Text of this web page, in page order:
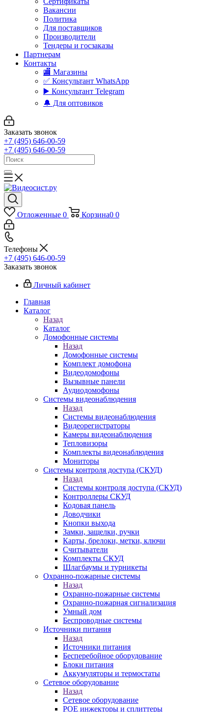
Вакансии
Политика
Для поставщиков
Производители
Тендеры и госзаказы
Партнерам
Контакты
🏬 Магазины
✅️ Консультант WhatsApp
▶️ Консультант Telegram
🔔 Для оптовиков
Заказать звонок
+7 (495) 646-00-59
+7 (495) 646-00-59
Отложенные 0 Корзина0 0
Телефоны
+7 (495) 646-00-59
Заказать звонок
Личный кабинет
Главная
Каталог
Назад
Каталог
Домофонные системы
Назад
Домофонные системы
Комплект домофона
Видеодомофоны
Вызывные панели
Аудиодомофоны
Системы видеонаблюдения
Назад
Системы видеонаблюдения
Видеорегистраторы
Камеры видеонаблюдения
Тепловизоры
Комплекты видеонаблюдения
Мониторы
Системы контроля доступа (СКУД)
Назад
Системы контроля доступа (СКУД)
Контроллеры СКУД
Кодовая панель
Доводчики
Кнопки выхода
Замки, защелки, ручки
Карты, брелоки, метки, ключи
Считыватели
Комплекты СКУД
Шлагбаумы и турникеты
Охранно-пожарные системы
Назад
Охранно-пожарные системы
Охранно-пожарная сигнализация
Умный дом
Беспроводные системы
Источники питания
Назад
Источники питания
Бесперебойное оборудование
Блоки питания
Аккумуляторы и термостаты
Сетевое оборудование
Назад
Сетевое оборудование
POE инжекторы и сплиттеры